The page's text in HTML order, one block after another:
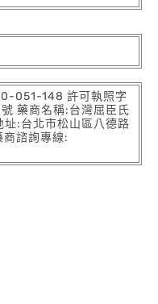
051-148 許可執照字
藥商名稱:台灣屈臣氏
:台北市松山區八德路
商諮詢專線: